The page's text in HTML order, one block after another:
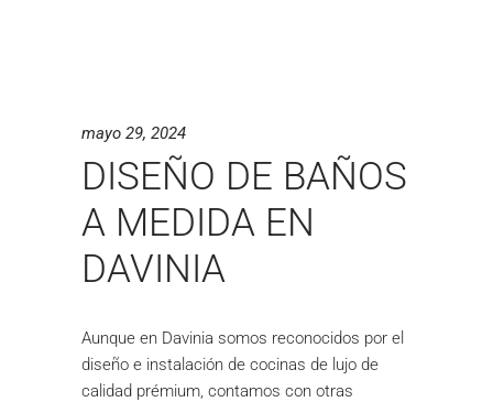
mayo 29, 2024
DISEÑO DE BAÑOS
A MEDIDA EN
DAVINIA
Aunque en Davinia somos reconocidos por el
diseño e instalación de cocinas de lujo de
calidad prémium, contamos con otras